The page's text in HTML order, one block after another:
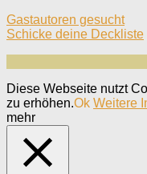
Gastautoren gesucht
Schicke deine Deckliste
Diese Webseite nutzt
zu erhöhen.Ok Weitere
mehr